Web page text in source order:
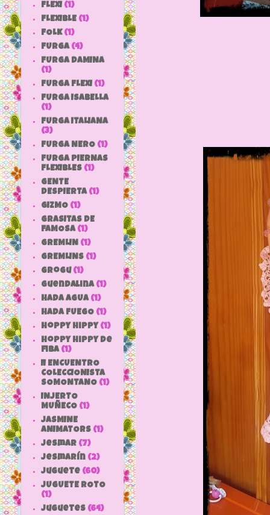
FLEXI (1)
FLEXIBLE (1)
FOLK (1)
FURGA (4)
FURGA DAMINA
(1)
FURGA FLEXI (1)
FURGA ISABELLA
(1)
FURGA ITALIANA
(3)
FURGA NERO (1)
FURGA PIERNAS
FLEXIBLES (1)
GENTE
DESPIERTA (1)
GIZMO (1)
GRASITAS DE
FAMOSA (1)
GREMLIN (1)
GREMLINS (1)
grogu (1)
Guendalina (1)
HADA AGUA (1)
HADA FUEGO (1)
hoppy hippy (1)
hoppy hippy de
fiba (1)
II ENCUENTRO
COLECCIONISTA
SOMONTANO (1)
INJERTO
MUÑECO (1)
JASMINE
ANIMATORS (1)
jesmar (7)
jesmarín (2)
juguete (60)
JUGUETE ROTO
(1)
Juguetes (64)